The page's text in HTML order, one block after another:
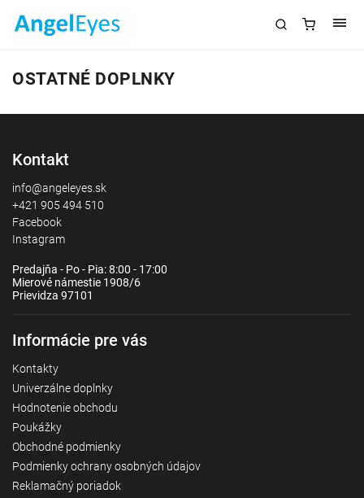
OSTATNÉ DOPLNKY
Kontakt
info@angeleyes.sk
+421 905 494 510
Facebook
Instagram
Predajňa - Po - Pia: 8:00 - 17:00
Mierové námestie 1908/6
Prievidza 97101
Informácie pre vás
Kontakty
Univerzálne doplnky
Hodnotenie obchodu
Poukážky
Obchodné podmienky
Podmienky ochrany osobných údajov
Reklamačný poriadok